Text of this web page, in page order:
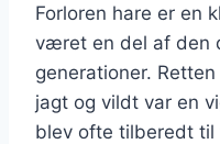
Forloren hare er en
været en del af den
generationer.
jagt og vildt var en
blev ofte tilberedt til